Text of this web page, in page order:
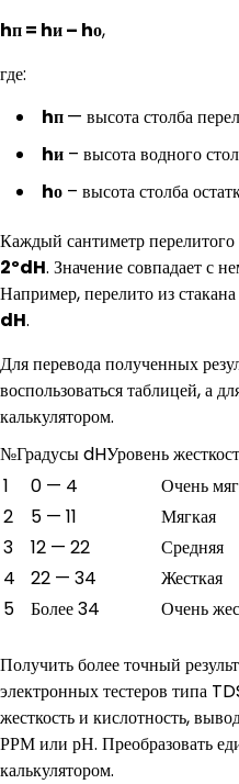
hп = hи – hо,
где:
hп— высота столба
hи – высота водного
hо – высота столба
Каждый сантиметр перелитого
2ºdH. Значение совпадает с
Например, перелито из стакана
dH.
Для перевода полученных
воспользоваться таблицей, а
калькулятором.
№Градусы dHУровень
1
0 — 4 Очень
2
5 — 11 Мягкая
3
12 — 22 Средняя
4
22 — 34 Жесткая
5
Более 34 Очень
Получить более точный
электронных тестеров типа
жесткость и кислотность,
РРМ или рН. Преобразовать
калькулятором.